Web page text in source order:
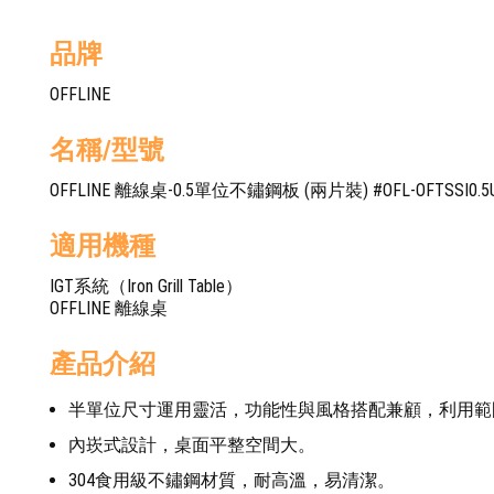
品牌
OFFLINE
名稱/型號
OFFLINE 離線桌-0.5單位不鏽鋼板 (兩片裝) #OFL-
適用機種
IGT系統（Iron Grill Table）
OFFLINE 離線桌
產品介紹
半單位尺寸運用靈活，功能性與風格搭配兼顧，利用範
內崁式設計，桌面平整空間大。
304食用級不鏽鋼材質，耐高溫，易清潔。